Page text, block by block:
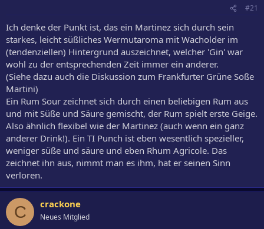
#21
Ich denke der Punkt ist, das ein Martinez sich durch sein
starkes, leicht süßliches Wermutaroma mit Wacholder im
(tendenziellen) Hintergrund auszeichnet, welcher 'Gin' war
wohl zu der entsprechenden Zeit immer ein anderer.
(Siehe dazu auch die Diskussion zum Frankfurter Grüne Soße
Martini)
Ein Rum Sour zeichnet sich durch einen beliebigen Rum aus
und mit Süße und Säure gemischt, der Rum spielt erste Geige.
Also ähnlich flexibel wie der Martinez (auch wenn ein ganz
anderer Drink!). Ein TI Punch ist eben wesentlich spezieller,
weniger süße und säure und eben Rhum Agricole. Das
zeichnet ihn aus, nimmt man es ihm, hat er seinen Sinn
verloren.
C crackone
Neues Mitglied